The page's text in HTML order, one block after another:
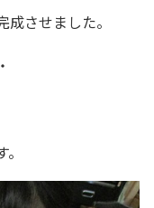
させました。